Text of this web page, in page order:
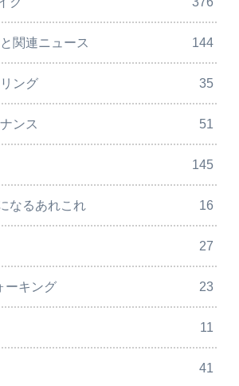
関連ニュース 144
ング 35
ンス 51
145
なるあれこれ 16
27
ーキング 23
11
41